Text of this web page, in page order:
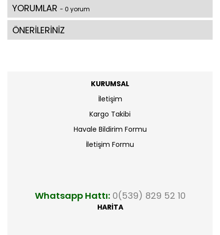
YORUMLAR - 0 yorum
ÖNERİLERİNİZ
KURUMSAL
İletişim
Kargo Takibi
Havale Bildirim Formu
İletişim Formu
Whatsapp Hattı: 0(539) 829 52 10
HARİTA